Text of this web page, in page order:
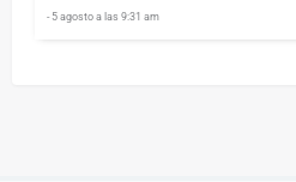
- 5 agosto a las 9:31 am